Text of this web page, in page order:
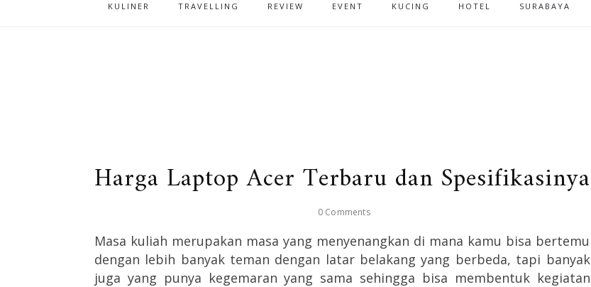
KULINER TRAVELLING REVIEW EVENT KUCING HOTEL SURABAYA
Harga Laptop Acer Terbaru dan Spesifikasinya
0 Comments
Masa kuliah merupakan masa yang menyenangkan di mana kamu bisa bertemu
dengan lebih banyak teman dengan latar belakang yang berbeda, tapi banyak
juga yang punya kegemaran yang sama sehingga bisa membentuk kegiatan